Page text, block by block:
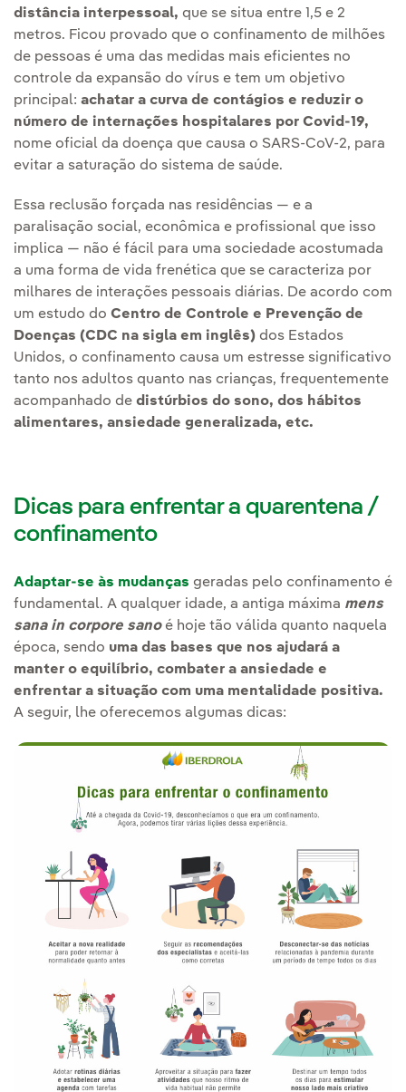
distância interpessoal, que se situa entre 1,5 e 2
metros. Ficou provado que o confinamento de milhões
de pessoas é uma das medidas mais eficientes no
controle da expansão do vírus e tem um objetivo
principal: achatar a curva de contágios e reduzir o
número de internações hospitalares por Covid-19,
nome oficial da doença que causa o SARS-CoV-2, para
evitar a saturação do sistema de saúde.
Essa reclusão forçada nas residências — e a
paralisação social, econômica e profissional que isso
implica — não é fácil para uma sociedade acostumada
a uma forma de vida frenética que se caracteriza por
milhares de interações pessoais diárias. De acordo com
um estudo do Centro de Controle e Prevenção de
Doenças (CDC na sigla em inglês) dos Estados
Unidos, o confinamento causa um estresse significativo
tanto nos adultos quanto nas crianças, frequentemente
acompanhado de distúrbios do sono, dos hábitos
alimentares, ansiedade generalizada, etc.
Dicas para enfrentar a quarentena /
confinamento
Adaptar-se às mudanças geradas pelo confinamento é
fundamental. A qualquer idade, a antiga máxima mens
sana in corpore sanoé hoje tão válida quanto naquela
época, sendo uma das bases que nos ajudará a
manter o equilíbrio, combater a ansiedade e
enfrentar a situação com uma mentalidade positiva.
A seguir, lhe oferecemos algumas dicas: